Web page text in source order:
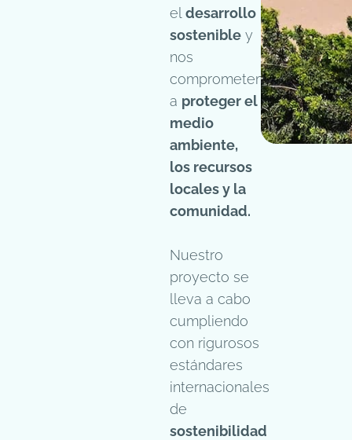
el desarrollo
sostenible y
nos
comprometemos
a proteger el
medio
ambiente,
los recursos
locales y la
comunidad.
Nuestro
proyecto se
lleva a cabo
cumpliendo
con rigurosos
estándares
internacionales
de
sostenibilidad